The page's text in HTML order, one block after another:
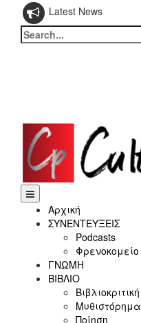
Latest News
Search
for:
Αρχική
ΣΥΝΕΝΤΕΥΞΕΙΣ
Podcasts
Φρενοκομείο
ΓΝΩΜΗ
ΒΙΒΛΙΟ
Βιβλιοκριτική
Μυθιστόρημα
Ποίηση